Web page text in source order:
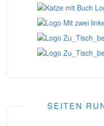
SEITEN